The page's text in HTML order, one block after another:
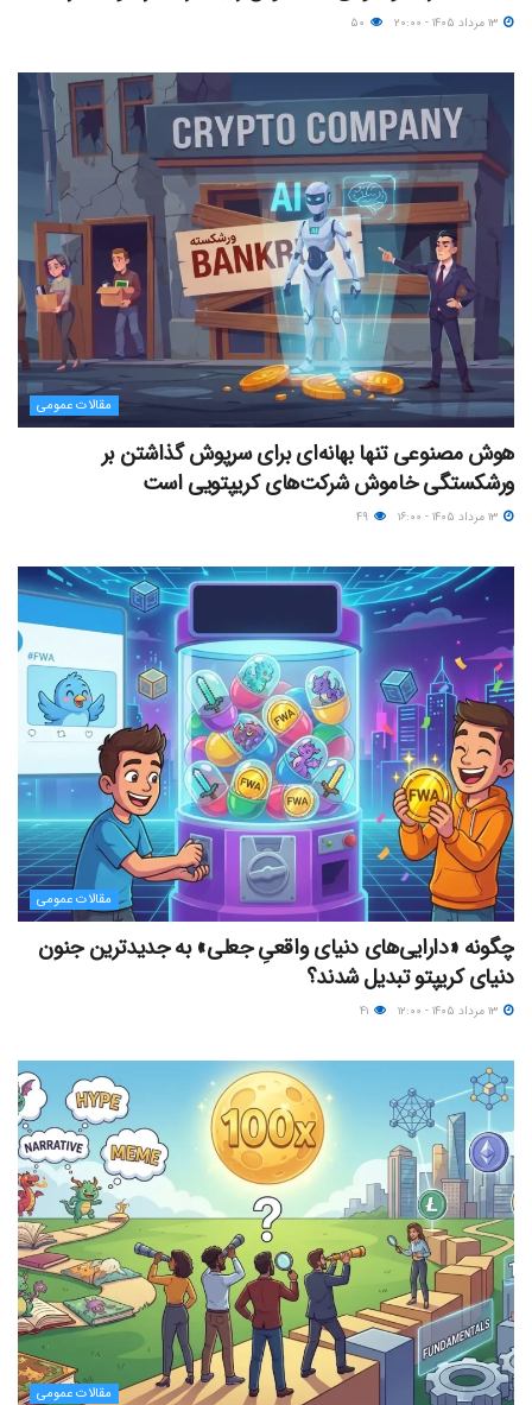
مقالات عمومی
هوش مصنوعی تنها بهانه‌ای برای سرپوش گذاشتن بر
ورشکستگی خاموش شرکت‌های کریپتویی است
مقالات عمومی
چگونه «دارایی‌های دنیای واقعیِ جعلی» به جدیدترین جنون
دنیای کریپتو تبدیل شدند؟
مقالات عمومی